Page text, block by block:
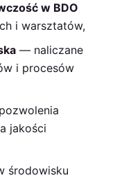
w BDO
i warsztatów,
— naliczane
i procesów
jakości
środowisku